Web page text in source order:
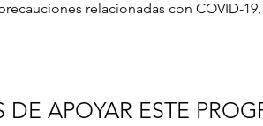
relacionadas con COVID-
DE APOYAR ESTE